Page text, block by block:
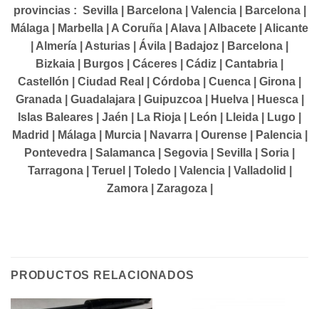
provincias : Sevilla | Barcelona | Valencia | Barcelona |
Málaga | Marbella | A Coruña | Alava | Albacete | Alicante
| Almería | Asturias | Ávila | Badajoz | Barcelona |
Bizkaia | Burgos | Cáceres | Cádiz | Cantabria |
Castellón | Ciudad Real | Córdoba | Cuenca | Girona |
Granada | Guadalajara | Guipuzcoa | Huelva | Huesca |
Islas Baleares | Jaén | La Rioja | León | Lleida | Lugo |
Madrid | Málaga | Murcia | Navarra | Ourense | Palencia |
Pontevedra | Salamanca | Segovia | Sevilla | Soria |
Tarragona | Teruel | Toledo | Valencia | Valladolid |
Zamora | Zaragoza |
PRODUCTOS RELACIONADOS